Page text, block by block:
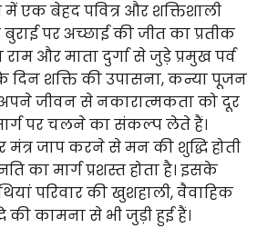
में एक बेहद पवित्र और शक्तिशाली
बुराई पर अच्छाई की जीत का प्रतीक
और माता दुर्गा से जुड़े प्रमुख पर्व
दिन शक्ति की उपासना, कन्या पूजन
जीवन से नकारात्मकता को दूर
पर चलने का संकल्प लेते हैं।
मंत्र जाप करने से मन की शुद्धि होती
का मार्ग प्रशस्त होता है। इसके
परिवार की खुशहाली, वैवाहिक
कामना से भी जुड़ी हुई हैं।